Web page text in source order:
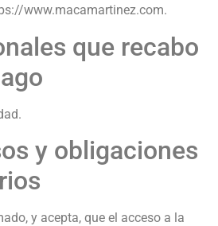
www.macamartinez.com.
que recabo
y obligaciones
y acepta, que el acceso a la